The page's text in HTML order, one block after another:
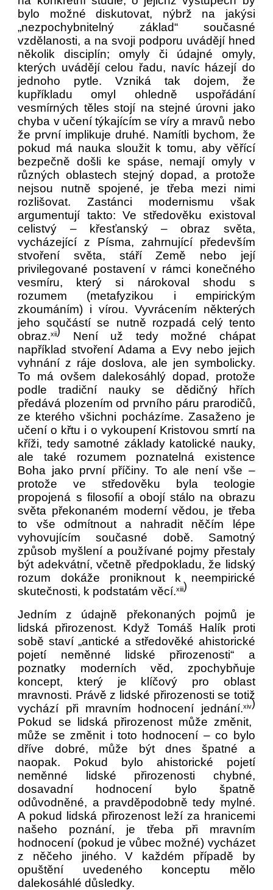
bylo možné diskutovat, nýbrž na jakýsi
„nezpochybnitelný základ“ současné
vzdělanosti, a na svoji podporu uvádějí hned
několik disciplín; omyly či údajné omyly,
kterých uvádějí celou řadu, navíc házejí do
jednoho pytle. Vzniká tak dojem, že
kupříkladu omyl ohledně uspořádání
vesmírných těles stojí na stejné úrovni jako
chyba v učení týkajícím se víry a mravů nebo
že první implikuje druhé. Namítli bychom, že
pokud má nauka sloužit k tomu, aby věřící
bezpečně došli ke spáse, nemají omyly v
různých oblastech stejný dopad, a protože
nejsou nutně spojené, je třeba mezi nimi
rozlišovat. Zastánci modernismu však
argumentují takto: Ve středověku existoval
celistvý – křesťanský – obraz světa,
vycházející z Písma, zahrnující především
stvoření světa, stáří Země nebo její
privilegované postavení v rámci konečného
vesmíru, který si nárokoval shodu s
rozumem (metafyzikou i empirickým
zkoumáním) i vírou. Vyvrácením některých
jeho součástí se nutně rozpadá celý tento
obraz.xii) Není už tedy možné chápat
například stvoření Adama a Evy nebo jejich
vyhnání z ráje doslova, ale jen symbolicky.
To má ovšem dalekosáhlý dopad, protože
podle tradiční nauky se dědičný hřích
předává plozením od prvního páru prarodičů,
ze kterého všichni pocházíme. Zasaženo je
učení o křtu i o vykoupení Kristovou smrtí na
kříži, tedy samotné základy katolické nauky,
ale také rozumem poznatelná existence
Boha jako první příčiny. To ale není vše –
protože ve středověku byla teologie
propojená s filosofií a obojí stálo na obrazu
světa překonaném moderní vědou, je třeba
to vše odmítnout a nahradit něčím lépe
vyhovujícím současné době. Samotný
způsob myšlení a používané pojmy přestaly
být adekvátní, včetně předpokladu, že lidský
rozum dokáže proniknout k neempirické
skutečnosti, k podstatám věcí.xiii)
Jedním z údajně překonaných pojmů je
lidská přirozenost. Když Tomáš Halík proti
sobě staví „antické a středověké ahistorické
pojetí neměnné lidské přirozenosti“ a
poznatky moderních věd, zpochybňuje
koncept, který je klíčový pro oblast
mravnosti. Právě z lidské přirozenosti se totiž
vychází při mravním hodnocení jednání.xiv)
Pokud se lidská přirozenost může změnit,
může se změnit i toto hodnocení – co bylo
dříve dobré, může být dnes špatné a
naopak. Pokud bylo ahistorické pojetí
neměnné lidské přirozenosti chybné,
dosavadní hodnocení bylo špatně
odůvodněné, a pravděpodobně tedy mylné.
A pokud lidská přirozenost leží za hranicemi
našeho poznání, je třeba při mravním
hodnocení (pokud je vůbec možné) vycházet
z něčeho jiného. V každém případě by
opuštění uvedeného konceptu mělo
dalekosáhlé důsledky.